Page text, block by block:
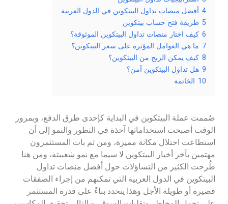
4 أفضل منصات تداول البيتكوين في الدول العربية
5 طريقة فتح حساب بيتكوين
6 كيف اختار منصات تداول البيتكوين الموثوقة؟
7 ما هي العوامل المؤثرة على سعر البيتكوين؟
8 كيف يمكن الربح من البيتكوين؟
9 هل تداول البيتكوين آمن؟
10 الخاتمة
صُممت عملة البيتكوين في البداية كإحدى طرق الدفع، وبمرور
الوقت أصبحت استخداماتها آخذة في التطور والنمو إلى أن
استطاعت احتلال مكانة مميزة، ومن ثم بات المستثمرون
مهتمين بآخر أخبار البيتكوين لا سيما مع نمو شعبيته، ومن هنا
طُرحت الكثير من التساؤلات حول أفضل منصات تداول
البيتكوين في الدول العربية التي تمكنهم من إجراء الصفقات
قصيرة أو طويلة الأجل وهذا يتحدد بناءً على قدرة المستثمر